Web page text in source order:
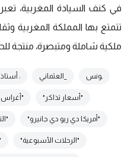
في كنف السيادة المغربية،
تتمتع بها المملكة المغربية
ملكية شاملة ومتبصرة، منتجة
ـونس _العثماني : أستاذ
"أسعار تذاكر"
"أمريكا دي ريو دي جانيرو"
"الرحلات الأسبوعية"